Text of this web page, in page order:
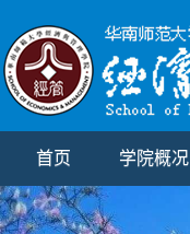
首页 学院概况